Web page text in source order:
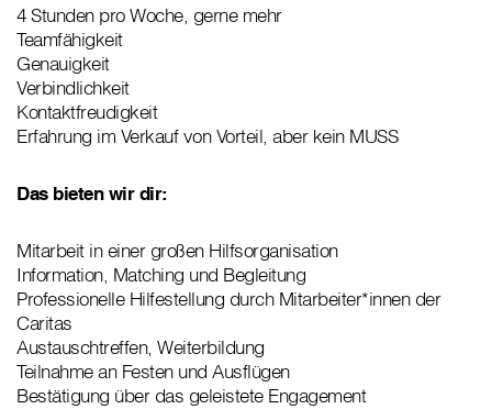
4 Stunden pro Woche, gerne mehr
Teamfähigkeit
Genauigkeit
Verbindlichkeit
Kontaktfreudigkeit
Erfahrung im Verkauf von Vorteil, aber kein MUSS
Das bieten wir dir:
Mitarbeit in einer großen Hilfsorganisation
Information, Matching und Begleitung
Professionelle Hilfestellung durch Mitarbeiter*innen der
Caritas
Austauschtreffen, Weiterbildung
Teilnahme an Festen und Ausflügen
Bestätigung über das geleistete Engagement